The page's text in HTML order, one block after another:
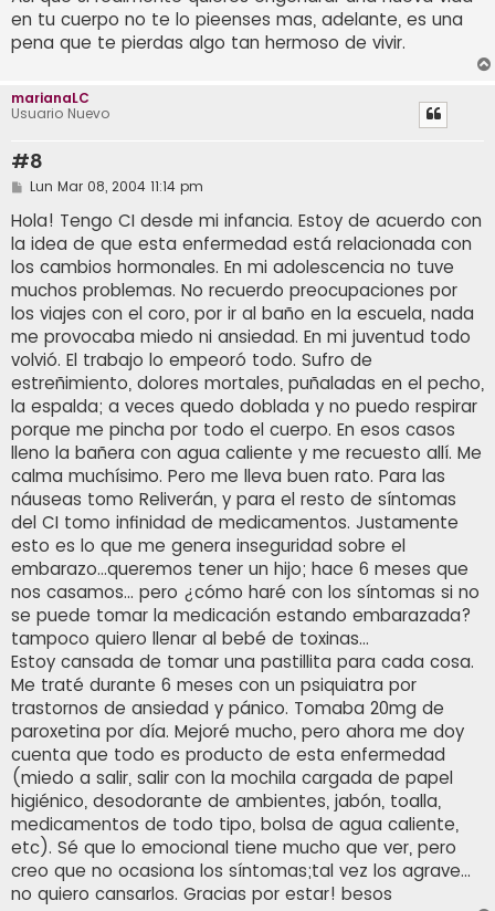
en tu cuerpo no te lo pieenses mas, adelante, es una
pena que te pierdas algo tan hermoso de vivir.
marianaLC
Usuario Nuevo
#8
M
n
s
a
j
e
Lun Mar 08, 2004 11:14 pm
Hola! Tengo CI desde mi infancia. Estoy de acuerdo con
la idea de que esta enfermedad está relacionada con
los cambios hormonales. En mi adolescencia no tuve
muchos problemas. No recuerdo preocupaciones por
los viajes con el coro, por ir al baño en la escuela, nada
me provocaba miedo ni ansiedad. En mi juventud todo
volvió. El trabajo lo empeoró todo. Sufro de
estreñimiento, dolores mortales, puñaladas en el pecho,
la espalda; a veces quedo doblada y no puedo respirar
porque me pincha por todo el cuerpo. En esos casos
lleno la bañera con agua caliente y me recuesto allí. Me
calma muchísimo. Pero me lleva buen rato. Para las
náuseas tomo Reliverán, y para el resto de síntomas
del CI tomo infinidad de medicamentos. Justamente
esto es lo que me genera inseguridad sobre el
embarazo...queremos tener un hijo; hace 6 meses que
nos casamos... pero ¿cómo haré con los síntomas si no
se puede tomar la medicación estando embarazada?
tampoco quiero llenar al bebé de toxinas...
Estoy cansada de tomar una pastillita para cada cosa.
Me traté durante 6 meses con un psiquiatra por
trastornos de ansiedad y pánico. Tomaba 20mg de
paroxetina por día. Mejoré mucho, pero ahora me doy
cuenta que todo es producto de esta enfermedad
(miedo a salir, salir con la mochila cargada de papel
higiénico, desodorante de ambientes, jabón, toalla,
medicamentos de todo tipo, bolsa de agua caliente,
etc). Sé que lo emocional tiene mucho que ver, pero
creo que no ocasiona los síntomas;tal vez los agrave...
no quiero cansarlos. Gracias por estar! besos